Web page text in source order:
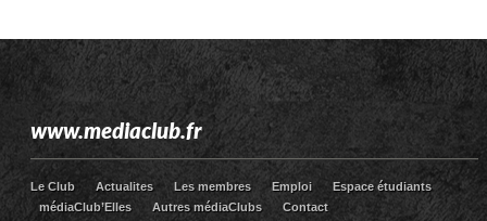
www.mediaclub.fr
Le Club Actualites Les membres Emploi
Espace étudiants
médiaClub’Elles
Autres médiaClubs Contact